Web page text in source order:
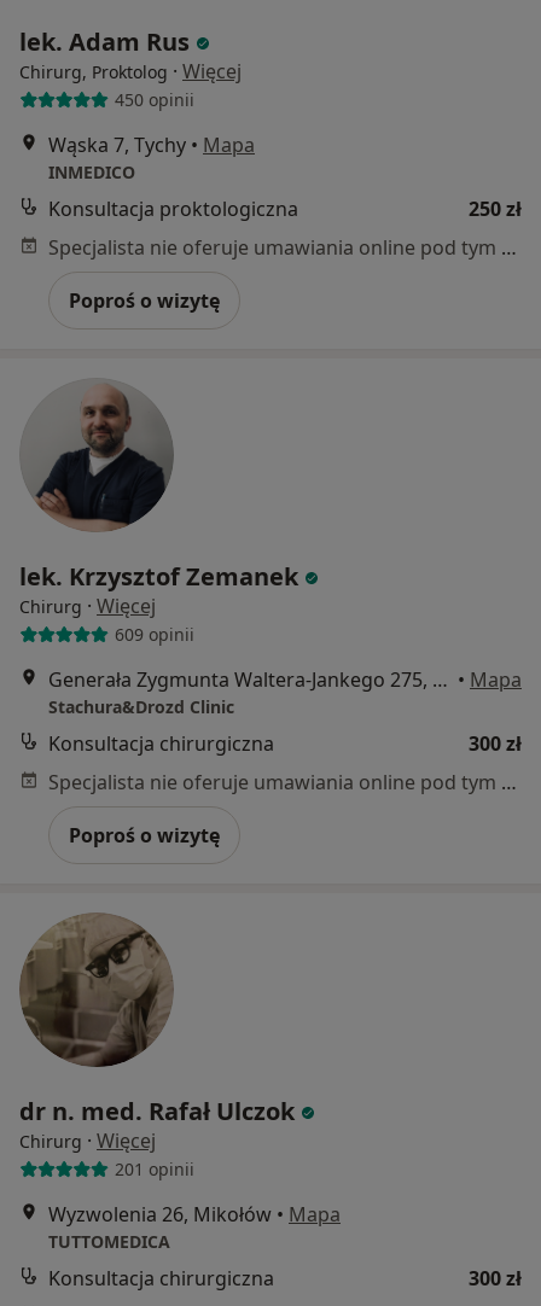
lek. Adam Rus
Chirurg, Proktolog · Więcej
450 opinii
Wąska 7, Tychy • Mapa
INMEDICO
Konsultacja proktologiczna
250 zł
Specjalista nie oferuje umawiania online pod tym adresem.
Poproś o wizytę
lek. Krzysztof Zemanek
Chirurg · Więcej
609 opinii
Generała Zygmunta Waltera-Jankego 275, Katowice • Mapa
Stachura&Drozd Clinic
Konsultacja chirurgiczna
300 zł
Specjalista nie oferuje umawiania online pod tym adresem.
Poproś o wizytę
dr n. med. Rafał Ulczok
Chirurg · Więcej
201 opinii
Wyzwolenia 26, Mikołów • Mapa
TUTTOMEDICA
Konsultacja chirurgiczna
300 zł